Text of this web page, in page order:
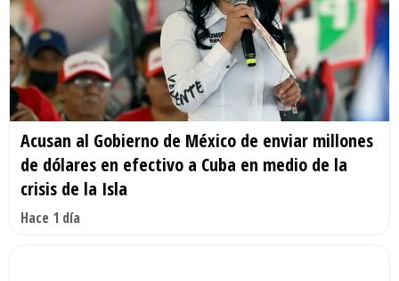
Acusan al Gobierno de México de enviar millones
de dólares en efectivo a Cuba en medio de la
crisis de la Isla
Hace 1 día